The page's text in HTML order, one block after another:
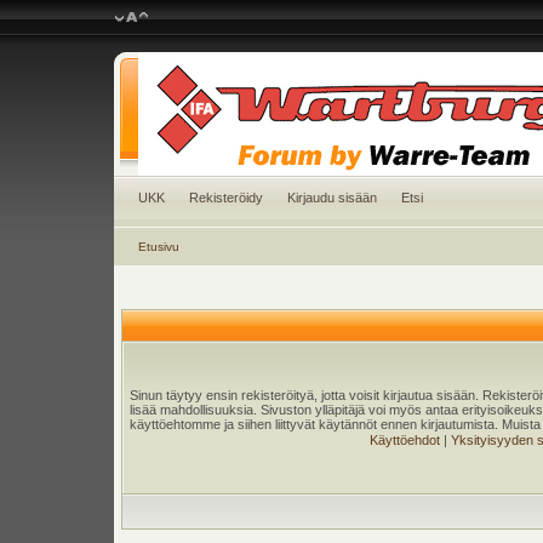
UKK Rekisteröidy Kirjaudu sisään Etsi
Etusivu
Sinun täytyy ensin rekisteröityä, jotta voisit kirjautua sisään.
lisää mahdollisuuksia. Sivuston ylläpitäjä voi myös antaa
käyttöehtomme ja siihen liittyvät käytännöt ennen kirjautumista.
Käyttöehdot| Yksityisyyden